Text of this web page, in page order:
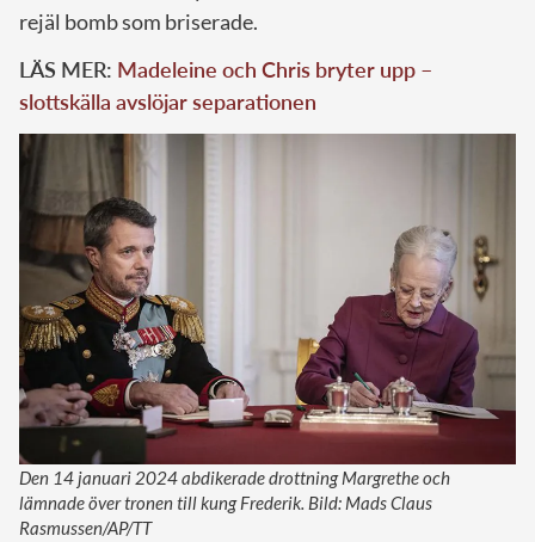
rejäl bomb som briserade.
LÄS MER: Madeleine och Chris bryter upp –
slottskälla avslöjar separationen
Den 14 januari 2024 abdikerade drottning Margrethe och
lämnade över tronen till kung Frederik. Bild: Mads Claus
Rasmussen/AP/TT